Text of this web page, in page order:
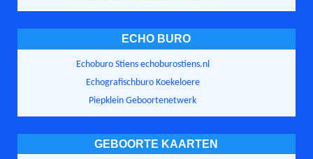
ECHO BURO
Echoburo Stiens echoburostiens.nl
Echografischburo Koekeloere
Piepklein Geboortenetwerk
GEBOORTE KAARTEN